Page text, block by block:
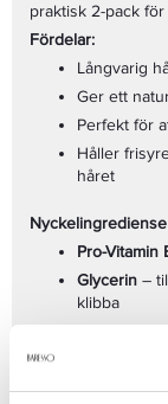
praktisk 2-pack
Fördelar:
Långvarig
Ger ett
Perfekt för
Håller
håret
Pro-Vitamin
Glycerin –
klibba